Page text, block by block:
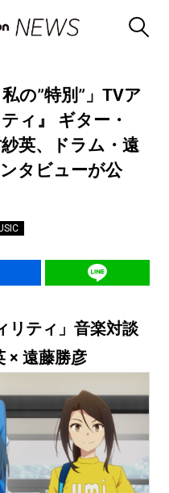
の”特別”」TVア
ィ』 ギター・
英、ドラム・遠
タビューが公
リティ」音楽対談
× 遠藤勝彦